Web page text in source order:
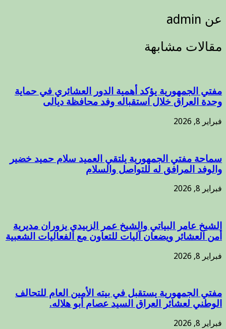
عن admin
مقالات مشابهة
مفتي الجمهورية يؤكد أهمية الدور العشائري في حماية
وحدة العراق خلال استقباله وفد محافظة ديالى
فبراير 8, 2026
سماحة مفتي الجمهورية يلتقي العميد سلام حميد خضير
والوفد المرافق له للتواصل والسلام
فبراير 8, 2026
الشيخ عامر البياتي والشيخ عمر الزبيدي يزوران مديرية
أمن العشائر ويضعان آليات للتعاون مع الفعاليات الشعبية
فبراير 8, 2026
مفتي الجمهورية يستقبل في بيته الأمين العام للتحالف
الوطني لعشائر العراق السيد عصام أبو هلاله.
فبراير 8, 2026